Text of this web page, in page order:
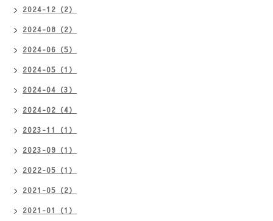
2024-12（2）
2024-08（2）
2024-06（5）
2024-05（1）
2024-04（3）
2024-02（4）
2023-11（1）
2023-09（1）
2022-05（1）
2021-05（2）
2021-01（1）